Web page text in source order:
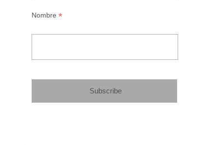
Nombre *